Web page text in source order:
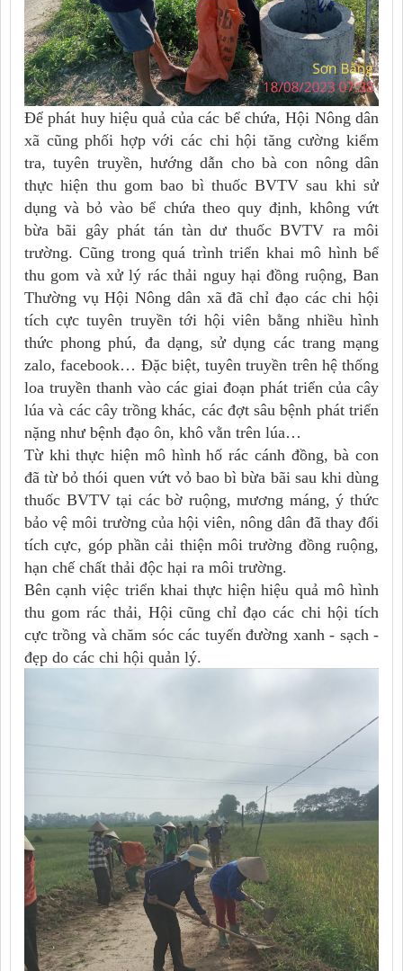
Để phát huy hiệu quả của các bể chứa, Hội Nông dân
xã cũng phối hợp với các chi hội tăng cường kiểm
tra, tuyên truyền, hướng dẫn cho bà con nông dân
thực hiện thu gom bao bì thuốc BVTV sau khi sử
dụng và bỏ vào bể chứa theo quy định, không vứt
bừa bãi gây phát tán tàn dư thuốc BVTV ra môi
trường. Cũng trong quá trình triển khai mô hình bể
thu gom và xử lý rác thải nguy hại đồng ruộng, Ban
Thường vụ Hội Nông dân xã đã chỉ đạo các chi hội
tích cực tuyên truyền tới hội viên bằng nhiều hình
thức phong phú, đa dạng, sử dụng các trang mạng
zalo, facebook… Đặc biệt, tuyên truyền trên hệ thống
loa truyền thanh vào các giai đoạn phát triển của cây
lúa và các cây trồng khác, các đợt sâu bệnh phát triển
nặng như bệnh đạo ôn, khô vằn trên lúa…
Từ khi thực hiện mô hình hố rác cánh đồng, bà con
đã từ bỏ thói quen vứt vỏ bao bì bừa bãi sau khi dùng
thuốc BVTV tại các bờ ruộng, mương máng, ý thức
bảo vệ môi trường của hội viên, nông dân đã thay đổi
tích cực, góp phần cải thiện môi trường đồng ruộng,
hạn chế chất thải độc hại ra môi trường.
Bên cạnh việc triển khai thực hiện hiệu quả mô hình
thu gom rác thải, Hội cũng chỉ đạo các chi hội tích
cực trồng và chăm sóc các tuyến đường xanh - sạch -
đẹp do các chi hội quản lý.